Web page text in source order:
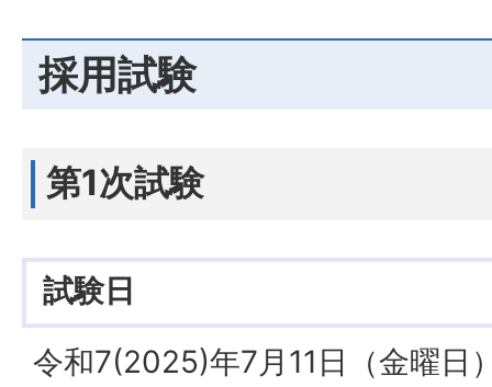
採用試験
第1次試験
試験日
令和7(2025)年7月11日（金曜日